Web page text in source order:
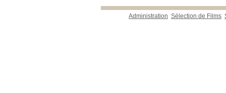
Administration Sélection de Films